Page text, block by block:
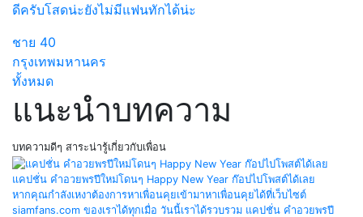
ดีครับโสดน่ะยังไม่มีแฟนทักได้น่ะ
ชาย 40
กรุงเทพมหานคร
ทั้งหมด
แนะนำบทความ
บทความดีๆ สาระน่ารู้เกี่ยวกับเพื่อน
แคปชั่น คำอวยพรปีใหม่โดนๆ Happy New Year ก๊อปไปโพสต์ได้เลย
หากคุณกำลังเหงาต้องการหาเพื่อนคุยเข้ามาหาเพื่อนคุยได้ที่เว็บไซต์
siamfans.com ของเราได้ทุกเมื่อ วันนี้เราได้รวบรวม แคปชั่น คำอวยพรปี